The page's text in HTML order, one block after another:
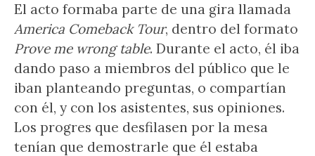
El acto formaba parte de una gira llamada
America Comeback Tour, dentro del formato
Prove me wrong table. Durante el acto, él iba
dando paso a miembros del público que le
iban planteando preguntas, o compartían
con él, y con los asistentes, sus opiniones.
Los progres que desfilasen por la mesa
tenían que demostrarle que él estaba